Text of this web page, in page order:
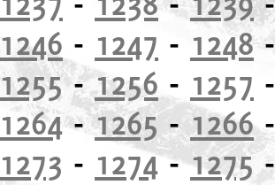
1246 - 1247 - 1248
1255-1256 - 1257
1264-1265- 1266
1273 - 1274-1275